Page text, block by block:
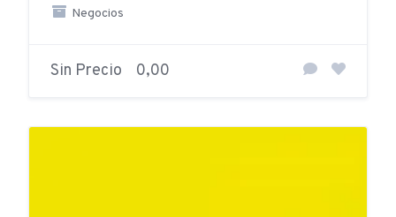
Negocios
Sin Precio 0,00